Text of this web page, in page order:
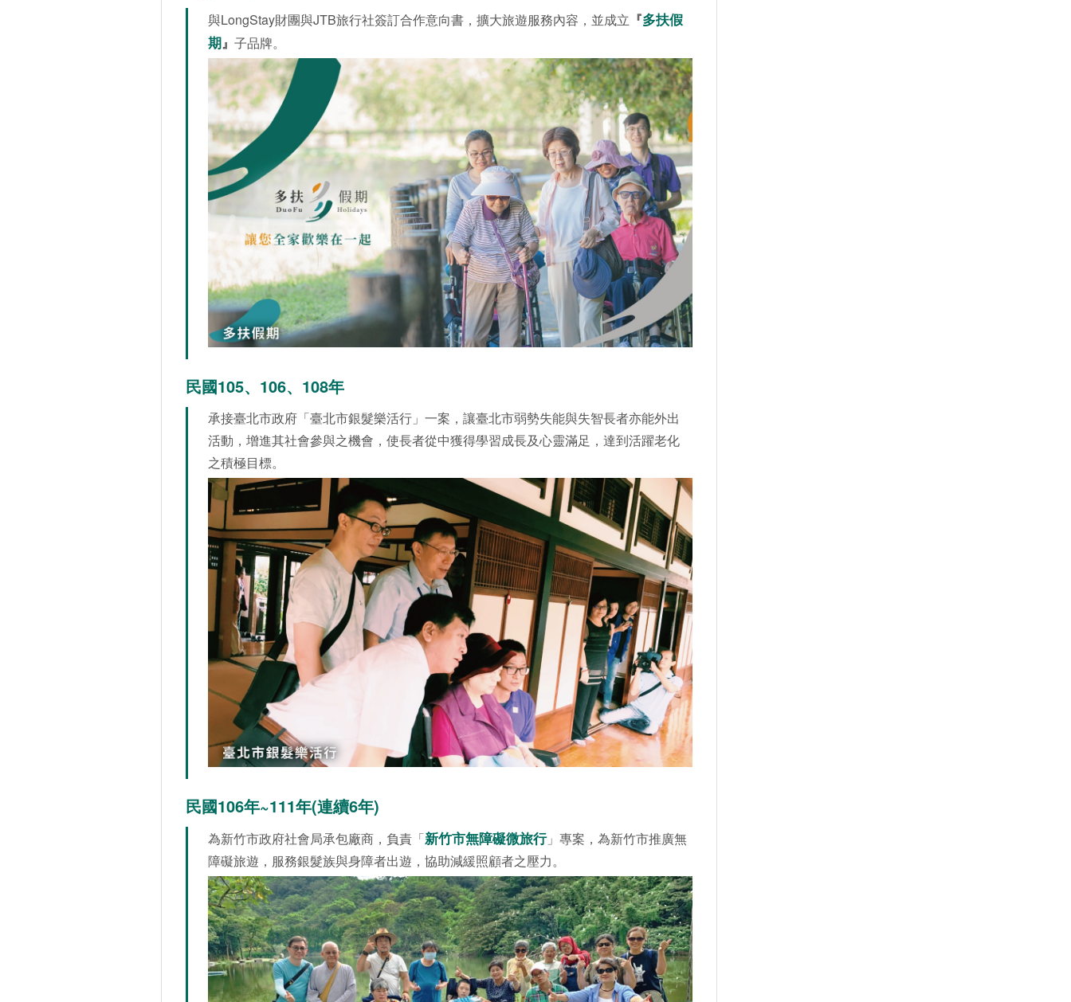
與LongStay財團與JTB旅行社簽訂合作意向書，擴大旅遊服務內容，並成立 『多扶假
期』 子品牌。
民國105、106、108年
承接臺北市政府「臺北市銀髮樂活行」一案，讓臺北市弱勢失能與失智長者亦能外出
活動，增進其社會參與之機會，使長者從中獲得學習成長及心靈滿足，達到活躍老化
之積極目標。
民國106年~111年(連續6年)
為新竹市政府社會局承包廠商，負責「新竹市無障礙微旅行」專案，為新竹市推廣無
障礙旅遊，服務銀髮族與身障者出遊，協助減緩照顧者之壓力。